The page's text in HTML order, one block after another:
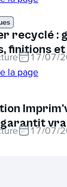
recyclé :
finitions
17/07/
garantit17/07/